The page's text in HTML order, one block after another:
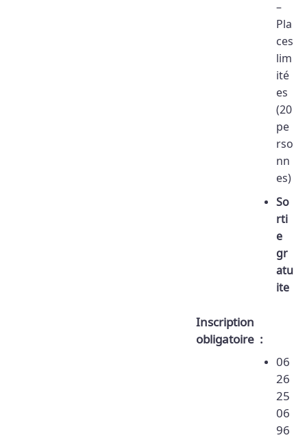
–
Pla
ces
lim
ité
es
(20
pe
rso
nn
es)
So
rti
e
gr
atu
ite
Inscription
obligatoire :
06
26
25
06
96